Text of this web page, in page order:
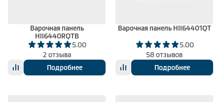
Варочная панель
HII6440RQTB
5.00
2 отзыва
Подробнее
Варочная панель HII64401QT
5.00
58 отзывов
Подробнее